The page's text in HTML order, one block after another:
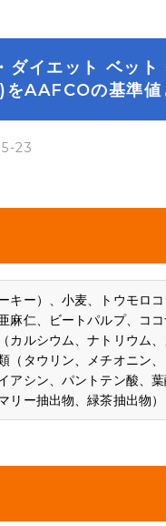
ダイエット ベッ
AAFCOの基準値
23
キー）、小麦、トウモロ
麻仁、ビートパルプ、コ
カルシウム、ナトリウム
（タウリン、メチオニン
アシン、パントテン酸、
リー抽出物、緑茶抽出物）